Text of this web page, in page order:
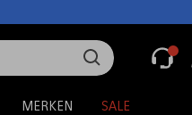
MERKEN SALE